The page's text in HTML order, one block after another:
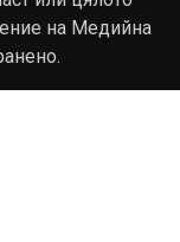
на Медийна